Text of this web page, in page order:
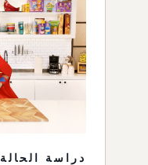
دراسة الحالة